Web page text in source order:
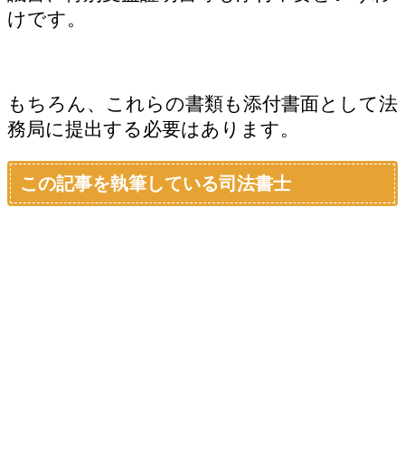
けです。
もちろん、これらの書類も添付書面として法
務局に提出する必要はあります。
この記事を執筆している司法書士